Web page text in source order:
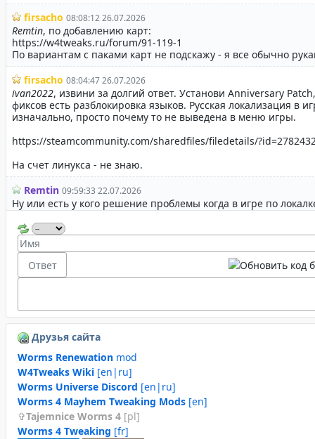
Друзья сайта
Worms Renewation mod
W4Tweaks Wiki [en|ru]
Worms Universe Discord [en|ru]
Worms 4 Mayhem Tweaking Mods [en]
Tajemnice Worms 4 [pl]
Worms 4 Tweaking [fr]